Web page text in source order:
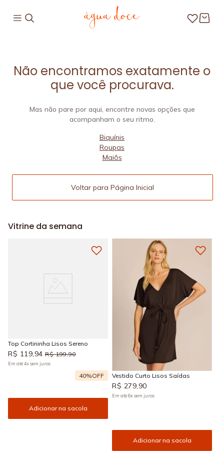
Não encontramos exatamente o
que você procurava.
Mas não pare por aqui, encontre novas opções que
acompanham o seu ritmo.
Biquínis
Roupas
Maiôs
Voltar para Página Inicial
Vitrine da semana
Top Cortininha Lisos Sereno
R$ 119,94 R$ 199,90
Em até4xsem juros
40%OFF
Adicionar na sacola
Vestido Curto Lisos Saídas
R$ 279,90
Em até6xsem juros
Adicionar na sacola